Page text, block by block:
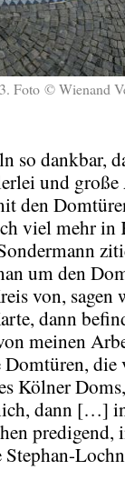
Foto © Wienand
dankbar,
und
den
viel mehr in
um den
von, sagen
dann
meinen
die
Kölner
dann […]
predigend,